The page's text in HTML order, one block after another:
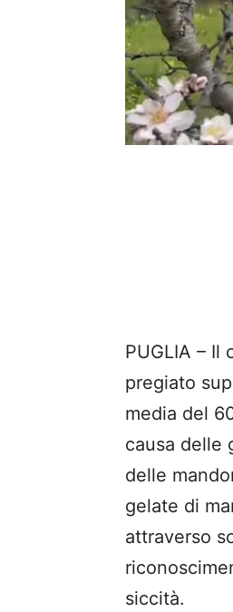
PUGLIA –
pregiato
media del
causa delle
delle
gelate di
attraverso
siccità.